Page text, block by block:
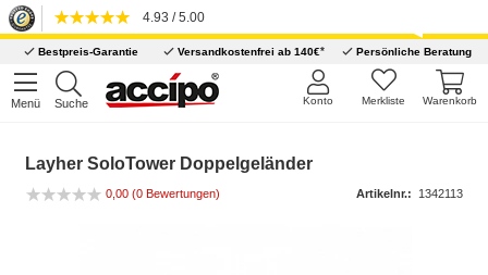
4.93 / 5.00
Bestpreis-Garantie Versandkostenfrei ab 140€* Persönliche Beratung
Menü Suche Warenkorb
Merkliste
Konto
Layher SoloTower Doppelgeländer
0,00 (0 Bewertungen) Artikelnr.: 1342113